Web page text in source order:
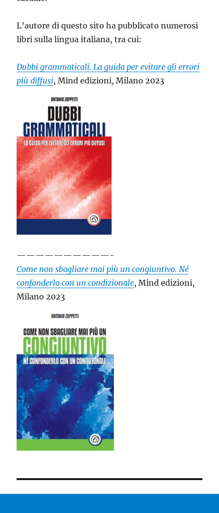
L’autore di questo sito ha pubblicato numerosi
libri sulla lingua italiana, tra cui:
Dubbi grammaticali. La guida per evitare gli errori
più diffusi, Mind edizioni, Milano 2023
——————————-
Come non sbagliare mai più un congiuntivo. Né
confonderlo con un condizionale, Mind edizioni,
Milano 2023